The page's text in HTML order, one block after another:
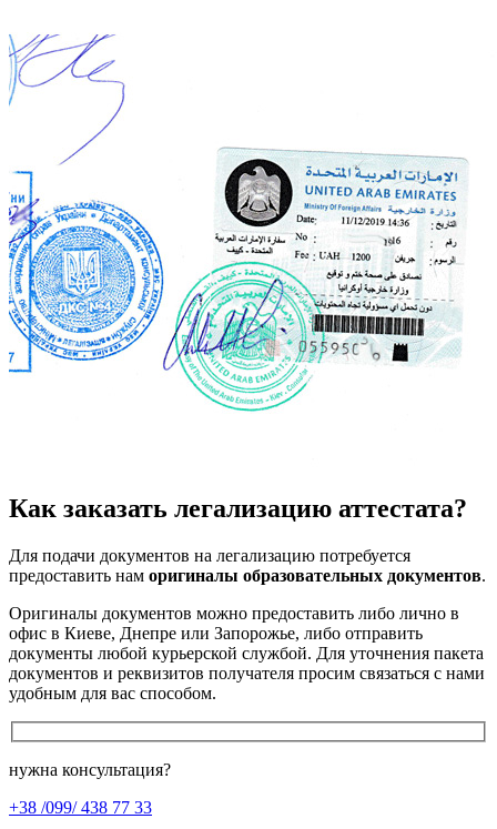
Как заказать легализацию аттестата?
Для подачи документов на легализацию потребуется
предоставить нам оригиналы образовательных документов.
Оригиналы документов можно предоставить либо лично в
офис в Киеве, Днепре или Запорожье, либо отправить
документы любой курьерской службой. Для уточнения пакета
документов и реквизитов получателя просим связаться с нами
удобным для вас способом.
нужна консультация?
+38 /099/ 438 77 33